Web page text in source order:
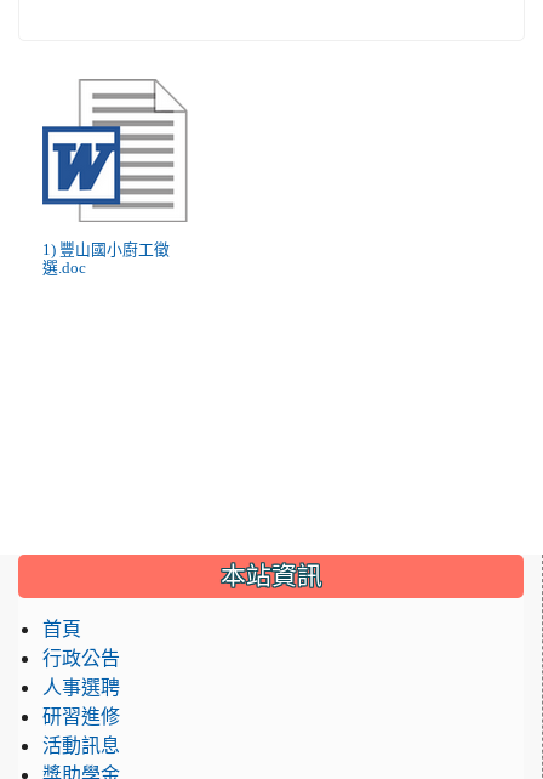
1) 豐山國小廚工徵
選.doc
::: 本站資訊
首頁
行政公告
人事選聘
研習進修
活動訊息
獎助學金